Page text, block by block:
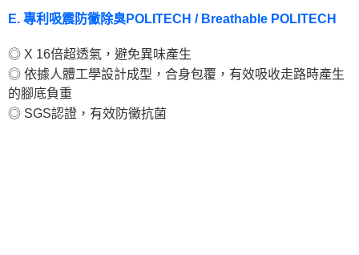
E. 專利吸震防黴除臭POLITECH / Breathable POLITECH
◎ X 16倍超透氣，避免異味產生
◎ 依據人體工學設計成型，合身包覆，有效吸收走路時產生
的腳底負重
◎ SGS認證，有效防黴抗菌